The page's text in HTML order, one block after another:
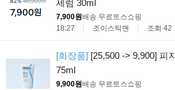
세럼 30ml
7,900원배송 무료 토스쇼핑
18:27
조이스틱맨 조회 42
[화장품] [25,500 -> 9,900] 피
75ml
9,900원배송 무료 토스쇼핑